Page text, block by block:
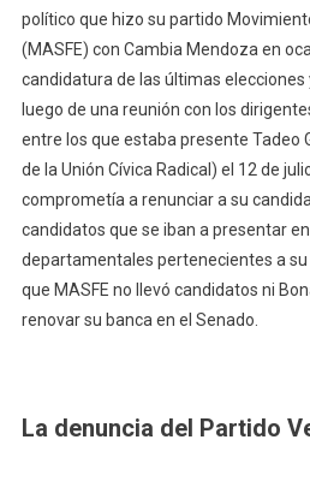
político que hizo su partido
(MASFE) con Cambia Mendoza en
candidatura de las últimas
luego de una reunión con los
entre los que estaba presente Tadeo
de la Unión Cívica Radical) el 12 de
comprometía a renunciar a su
candidatos que se iban a presentar
departamentales pertenecientes a su
que MASFE no llevó candidatos ni
renovar su banca en el Senado.
La denuncia del Partido